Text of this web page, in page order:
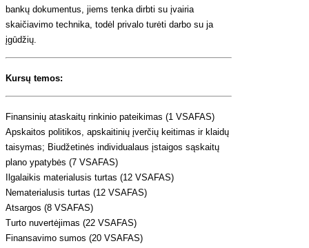
bankų dokumentus, jiems tenka dirbti su įvairia
skaičiavimo technika, todėl privalo turėti darbo su ja
įgūdžių.
Kursų temos:
Finansinių ataskaitų rinkinio pateikimas (1 VSAFAS)
Apskaitos politikos, apskaitinių įverčių keitimas ir klaidų
taisymas; Biudžetinės individualaus įstaigos sąskaitų
plano ypatybės (7 VSAFAS)
Ilgalaikis materialusis turtas (12 VSAFAS)
Nematerialusis turtas (12 VSAFAS)
Atsargos (8 VSAFAS)
Turto nuvertėjimas (22 VSAFAS)
Finansavimo sumos (20 VSAFAS)